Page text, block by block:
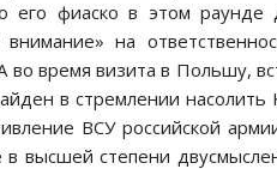
фиаско в этом раунде
внимание» на
во время визита в Польшу,
в стремлении
ВСУ российской
высшей степени